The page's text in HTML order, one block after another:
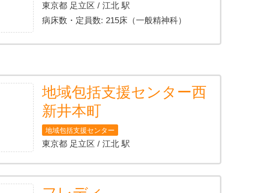
東京都 足立区 / 江北 駅
病床数・定員数: 215床（一般精神科）
地域包括支援センター西
新井本町
地域包括支援センター
東京都 足立区 / 江北 駅